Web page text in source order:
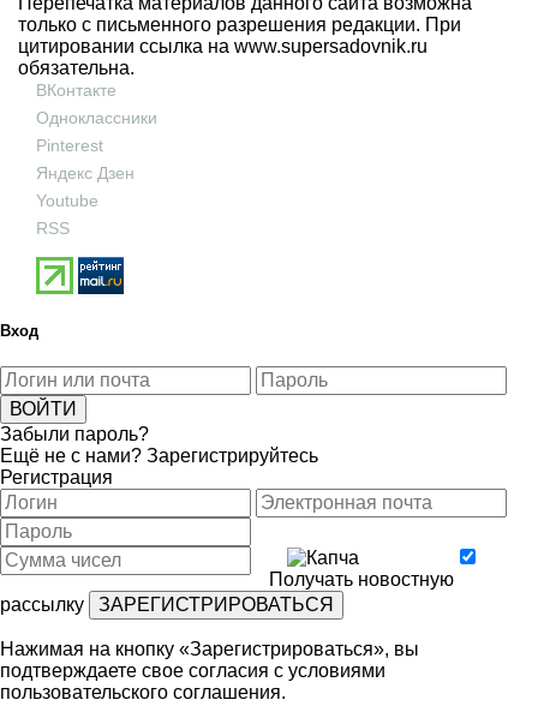
только с письменного разрешения редакции. При
цитировании ссылка на www.supersadovnik.ru
обязательна.
ВКонтакте
Одноклассники
Pinterest
Яндекс Дзен
Youtube
RSS
Вход
Забыли пароль?
Ещё не с нами? Зарегистрируйтесь
Регистрация
Получать новостную
рассылку
Нажимая на кнопку «Зарегистрироваться», вы
подтверждаете свое согласия с условиями
пользовательского соглашения.